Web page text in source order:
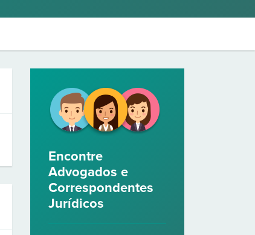
Encontre
Advogados e
Correspondentes
Jurídicos